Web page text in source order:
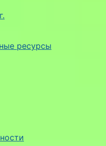
ресурсы